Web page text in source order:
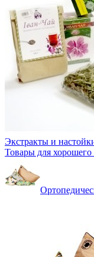
Экстракты и
Товары для хорошего